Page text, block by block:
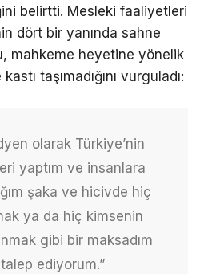
belirtti. Mesleki faaliyetleri
dört bir yanında sahne
mahkeme heyetine yönelik
taşımadığını vurguladı:
olarak Türkiye’nin
yaptım ve insanlara
şaka ve hicivde hiç
ya da hiç kimsenin
gibi bir maksadım
ediyorum.”